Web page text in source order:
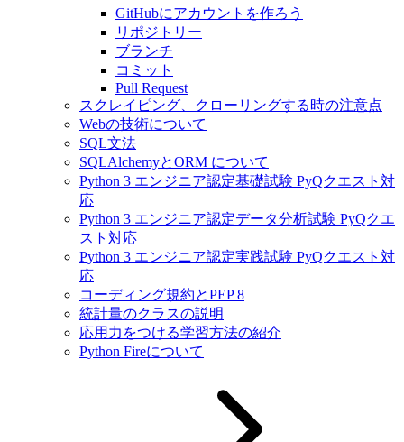
GitHubにアカウントを作ろう
リポジトリー
ブランチ
コミット
Pull Request
スクレイピング、クローリングする時の注意点
Webの技術について
SQL文法
SQLAlchemyとORM について
Python 3 エンジニア認定基礎試験 PyQクエスト対
応
Python 3 エンジニア認定データ分析試験 PyQクエ
スト対応
Python 3 エンジニア認定実践試験 PyQクエスト対
応
コーディング規約とPEP 8
統計量のクラスの説明
応用力をつける学習方法の紹介
Python Fireについて